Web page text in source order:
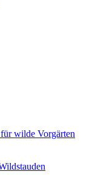
wilde Vorgärten